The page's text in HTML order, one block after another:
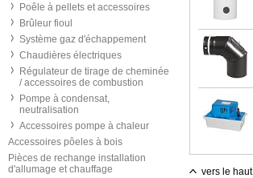
Poêle à pellets et accessoires
Brûleur fioul
Système gaz d'échappement
Chaudières électriques
Régulateur de tirage de cheminée
/ accessoires de combustion
Pompe à condensat,
neutralisation
Accessoires pompe à chaleur
Accessoires pôeles à bois
Pièces de rechange installation
d'allumage et chauffage
vers le haut